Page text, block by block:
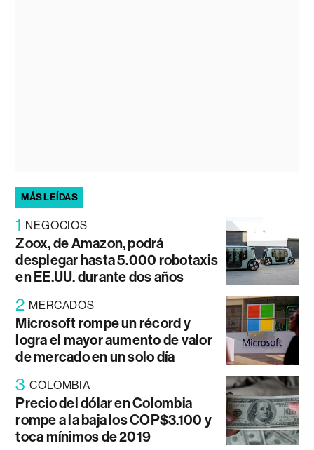
MÁS LEÍDAS
1 NEGOCIOS
Zoox, de Amazon, podrá
desplegar hasta 5.000 robotaxis
en EE.UU. durante dos años
2 MERCADOS
Microsoft rompe un récord y
logra el mayor aumento de valor
de mercado en un solo día
3 COLOMBIA
Precio del dólar en Colombia
rompe a la baja los COP$3.100 y
toca mínimos de 2019